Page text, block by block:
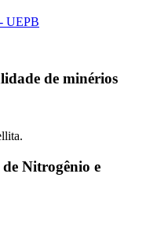
UEPB
de minérios
Nitrogênio e